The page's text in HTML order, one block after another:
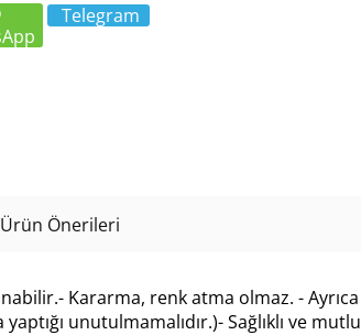
Telegram
Ürün Önerileri
Kararma, renk atma olmaz. - Ayrıca
unutulmamalıdır.)- Sağlıklı ve mutlu